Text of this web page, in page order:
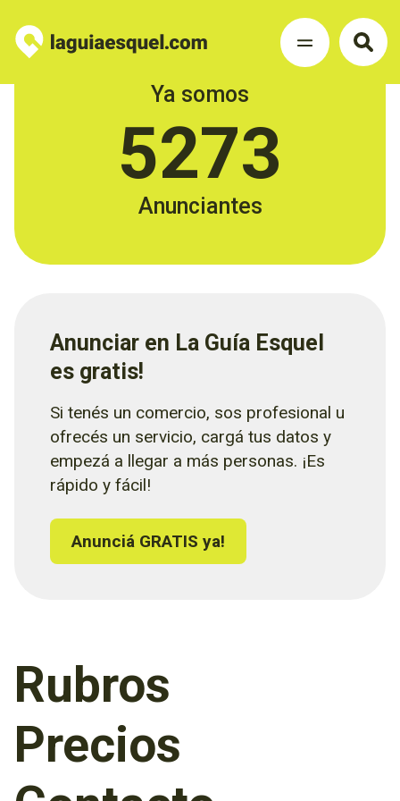
Ya somos
5273
Anunciantes
Anunciar en La Guía Esquel
es gratis!
Si tenés un comercio, sos profesional u
ofrecés un servicio, cargá tus datos y
empezá a llegar a más personas. ¡Es
rápido y fácil!
Anunciá GRATIS ya!
Rubros
Precios